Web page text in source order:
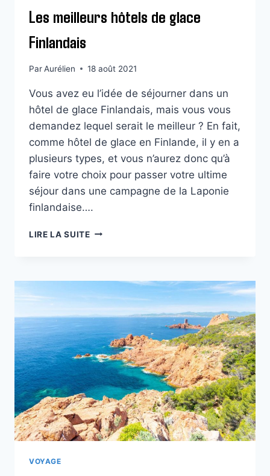
Les meilleurs hôtels de glace
Finlandais
ParAurélien 18 août 2021
Vous avez eu l’idée de séjourner dans un
hôtel de glace Finlandais, mais vous vous
demandez lequel serait le meilleur ? En fait,
comme hôtel de glace en Finlande, il y en a
plusieurs types, et vous n’aurez donc qu’à
faire votre choix pour passer votre ultime
séjour dans une campagne de la Laponie
finlandaise….
LIRE LA SUITELES
GLACE
FINLANDAIS
VOYAGE